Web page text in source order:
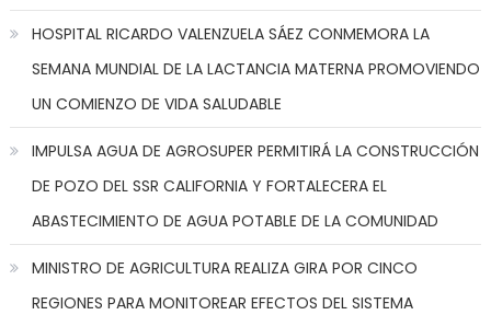
HOSPITAL RICARDO VALENZUELA SÁEZ CONMEMORA LA
SEMANA MUNDIAL DE LA LACTANCIA MATERNA PROMOVIENDO
UN COMIENZO DE VIDA SALUDABLE
IMPULSA AGUA DE AGROSUPER PERMITIRÁ LA CONSTRUCCIÓN
DE POZO DEL SSR CALIFORNIA Y FORTALECERA EL
ABASTECIMIENTO DE AGUA POTABLE DE LA COMUNIDAD
MINISTRO DE AGRICULTURA REALIZA GIRA POR CINCO
REGIONES PARA MONITOREAR EFECTOS DEL SISTEMA